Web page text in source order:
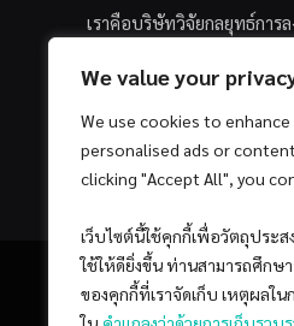
We value your
We use cookies to
personalised ads or
clicking "Accept All", you
เว็บไซต์นี้ใช้คุกกี้เพื่อวัตถุประ
ใช้ให้ดียิ่งขึ้น ท่านสามารถศึกษ
ของคุกกี้ที่เราจัดเก็บ เหตุผลใ
เราคือบริษัทวิจัยกลยุทธ์การ
ส่วนบุคคล ซึ่งมีเป้าหมายที่จ
ด้วยแนวคิดและกระบวนกา
Quantitative &